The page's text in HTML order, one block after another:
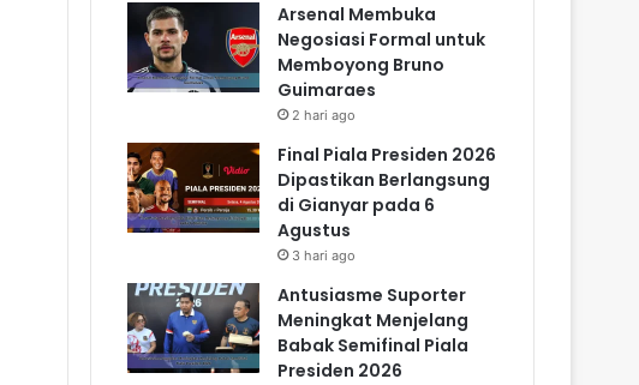
Arsenal Membuka
Negosiasi Formal untuk
Memboyong Bruno
Guimaraes
2 hari ago
Final Piala Presiden 2026
Dipastikan Berlangsung
di Gianyar pada 6
Agustus
3 hari ago
Antusiasme Suporter
Meningkat Menjelang
Babak Semifinal Piala
Presiden 2026